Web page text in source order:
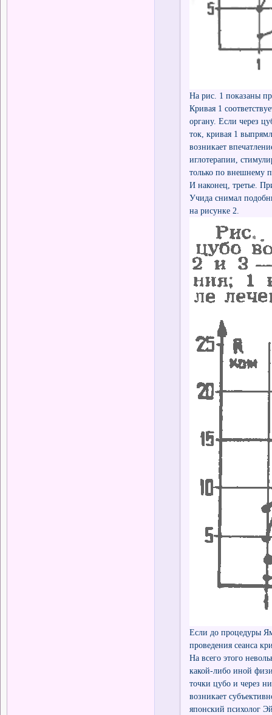
На рис. 1 показаны
Кривая 1
органу. Если через
ток, кривая 1
возникает
иглотерапии,
только по внешнему
И наконец, третье.
Учида снимал
на рисунке 2.
Если до процедуры
проведения сеанса
На всего этого
какой-либо иной
точки цубо и через
возникает
японский психолог